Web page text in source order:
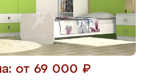
от 69 000 ₽